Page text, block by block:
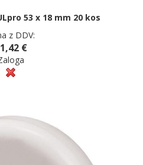
53 x 18 mm 20 kos
z DDV:
€